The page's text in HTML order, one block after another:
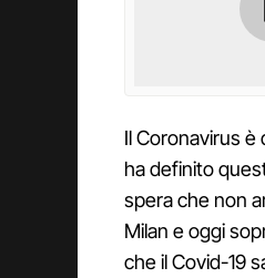
Il Coronavirus
ha definito
spera che non
Milan e oggi
che il Covid-19